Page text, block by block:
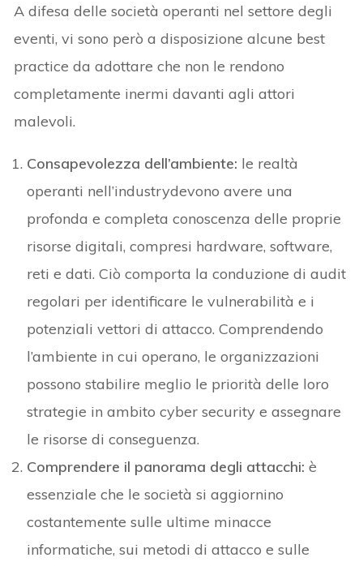
A difesa delle società operanti nel settore degli
eventi, vi sono però a disposizione alcune best
practice da adottare che non le rendono
completamente inermi davanti agli attori
malevoli.
Consapevolezza dell’ambiente: le realtà
operanti nell’industrydevono avere una
profonda e completa conoscenza delle proprie
risorse digitali, compresi hardware, software,
reti e dati. Ciò comporta la conduzione di audit
regolari per identificare le vulnerabilità e i
potenziali vettori di attacco. Comprendendo
l’ambiente in cui operano, le organizzazioni
possono stabilire meglio le priorità delle loro
strategie in ambito cyber security e assegnare
le risorse di conseguenza.
Comprendere il panorama degli attacchi:è
essenziale che le società si aggiornino
costantemente sulle ultime minacce
informatiche, sui metodi di attacco e sulle